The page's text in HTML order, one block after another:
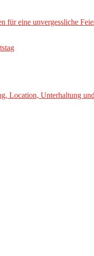
für eine unvergessliche
Location, Unterhaltung